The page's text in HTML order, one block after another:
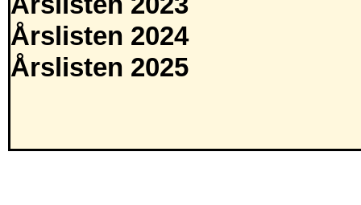
Årslisten 2024
Årslisten 2025